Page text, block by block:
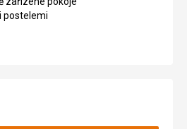
postelemi